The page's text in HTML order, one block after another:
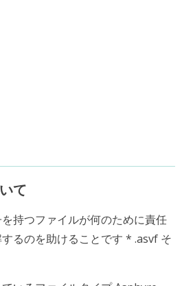
て
持つファイルが何のために責任
るのを助けることです * .asvf そ